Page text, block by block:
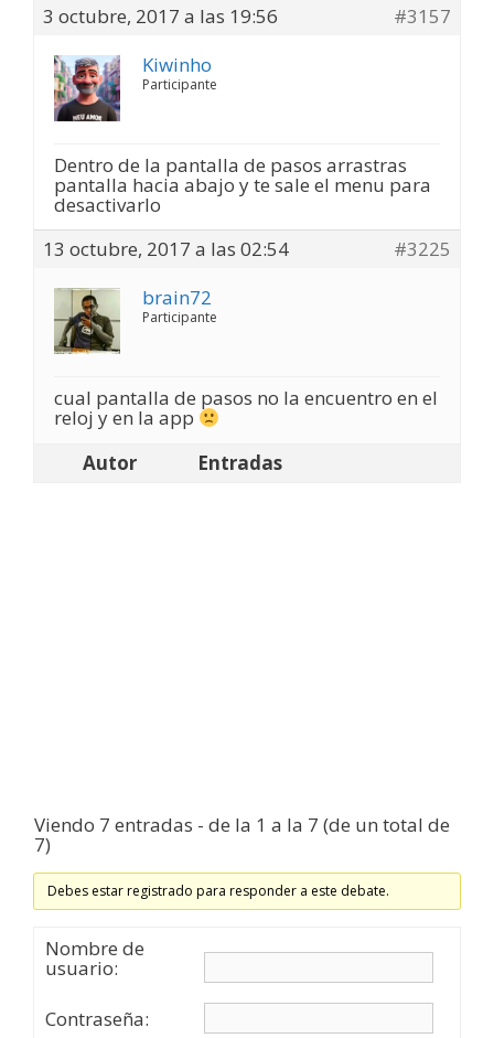
3 octubre, 2017 a las 19:56
#3157
Kiwinho
Participante
Dentro de la pantalla de pasos arrastras
pantalla hacia abajo y te sale el menu para
desactivarlo
13 octubre, 2017 a las 02:54
#3225
brain72
Participante
cual pantalla de pasos no la encuentro en el
reloj y en la app
Autor
Entradas
Viendo 7 entradas - de la 1 a la 7 (de un total de
7)
Debes estar registrado para responder a este debate.
Nombre de
usuario:
Contraseña: